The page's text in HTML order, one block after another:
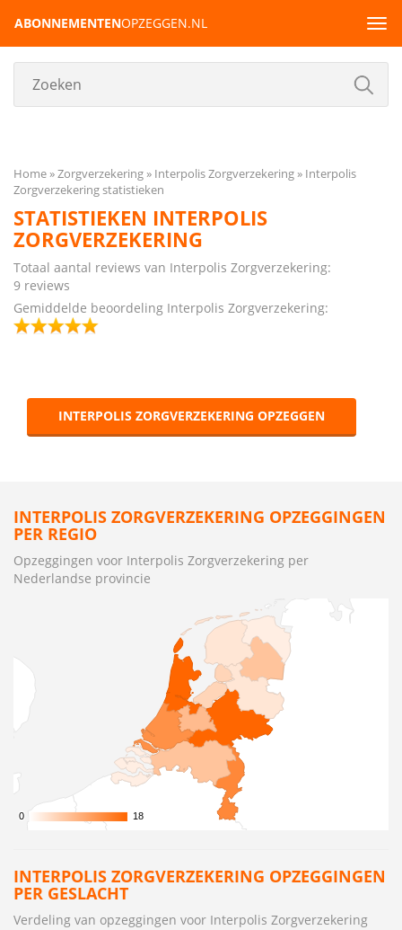
ABONNEMENTENOPZEGGEN.NL
Home Zorgverzekering Interpolis Zorgverzekering
Interpolis
Zorgverzekering statistieken
STATISTIEKEN INTERPOLIS
ZORGVERZEKERING
Totaal aantal reviews van Interpolis Zorgverzekering:
9 reviews
Gemiddelde beoordeling Interpolis Zorgverzekering:
INTERPOLIS ZORGVERZEKERING OPZEGGEN
INTERPOLIS ZORGVERZEKERING OPZEGGINGEN
PER REGIO
Opzeggingen voor Interpolis Zorgverzekering per
Nederlandse provincie
0
0 18
18
INTERPOLIS ZORGVERZEKERING OPZEGGINGEN
PER GESLACHT
Verdeling van opzeggingen voor Interpolis Zorgverzekering